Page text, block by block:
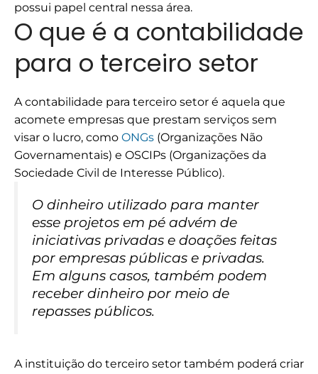
possui papel central nessa área.
O que é a contabilidade
para o terceiro setor
A contabilidade para terceiro setor é aquela que
acomete empresas que prestam serviços sem
visar o lucro, como ONGs (Organizações Não
Governamentais) e OSCIPs (Organizações da
Sociedade Civil de Interesse Público).
O dinheiro utilizado para manter
esse projetos em pé advém de
iniciativas privadas e doações feitas
por empresas públicas e privadas.
Em alguns casos, também podem
receber dinheiro por meio de
repasses públicos.
A instituição do terceiro setor também poderá criar